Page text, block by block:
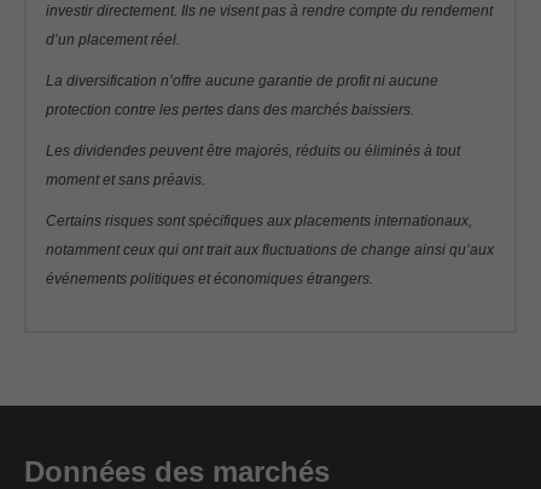
investir directement. Ils ne visent pas à rendre compte du rendement
d’un placement réel.
La diversification n’offre aucune garantie de profit ni aucune
protection contre les pertes dans des marchés baissiers.
Les dividendes peuvent être majorés, réduits ou éliminés à tout
moment et sans préavis.
Certains risques sont spécifiques aux placements internationaux,
notamment ceux qui ont trait aux fluctuations de change ainsi qu’aux
événements politiques et économiques étrangers.
Données des marchés